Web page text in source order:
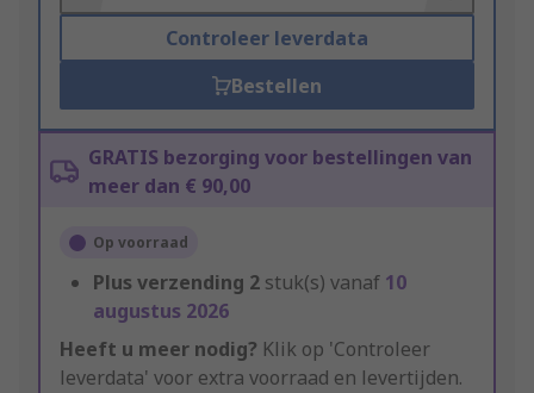
Controleer leverdata
Bestellen
GRATIS bezorging voor bestellingen van
meer dan € 90,00
Op voorraad
Plus verzending 2 stuk(s) vanaf 10
augustus 2026
Heeft u meer nodig? Klik op 'Controleer
leverdata' voor extra voorraad en levertijden.